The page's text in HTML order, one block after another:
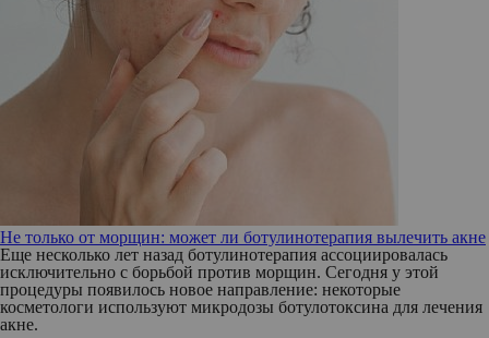
Не только от морщин: может ли ботулинотерапия вылечить акне
Еще несколько лет назад ботулинотерапия ассоциировалась
исключительно с борьбой против морщин. Сегодня у этой
процедуры появилось новое направление: некоторые
косметологи используют микродозы ботулотоксина для лечения
акне.